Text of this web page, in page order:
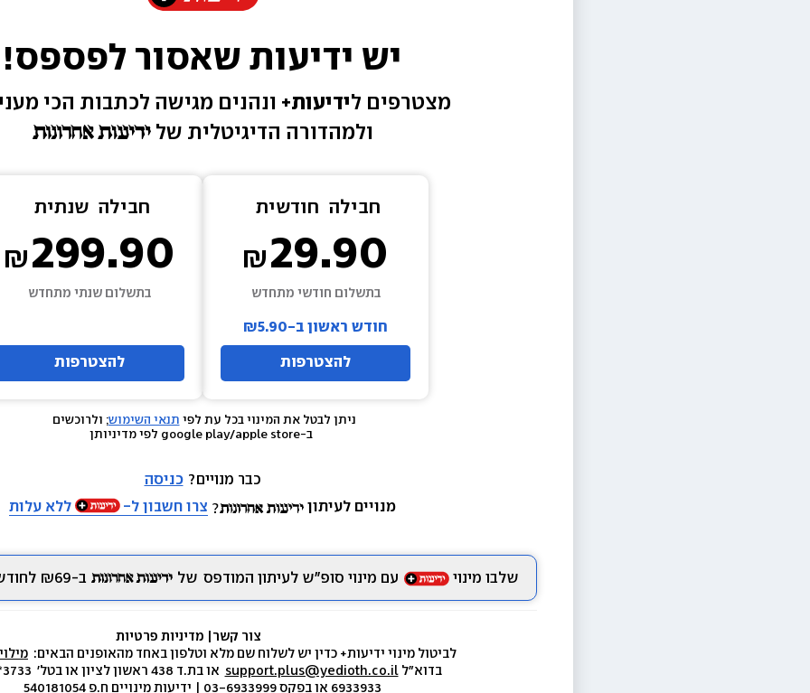
יש ידיעות שאסור לפספס!
מצטרפים לידיעות+ ונהנים מגישה לכתבות הכי
ולמהדורה הדיגיטלית של
חבילה חודשית
29.90
בתשלום חודשי מתחדש
חודש ראשון ב-₪5.90
להצטרפות
חבילה שנתית
299.90
בתשלום שנתי מתחדש
להצטרפות
ניתן לבטל את המינוי בכל עת לפי תנאי השימוש; ולרוכשים
כבר מנויים? כניסה
מנויים לעיתון
צרו חשבון ל- ללא עלות
שלבו מינוי עם מינוי סופ״ש לעיתון המודפס של ב-₪69 לחודש.
צור קשר
לביטול מינוי ידיעות+ כדין יש לשלוח שם מלא וטלפון באחד מהאופנים הבאים:
בדוא״ל support.plus@yedioth.co.il
6933933 או בפקס 03-6933999 | ידיעות מינויים ח.פ 540181054